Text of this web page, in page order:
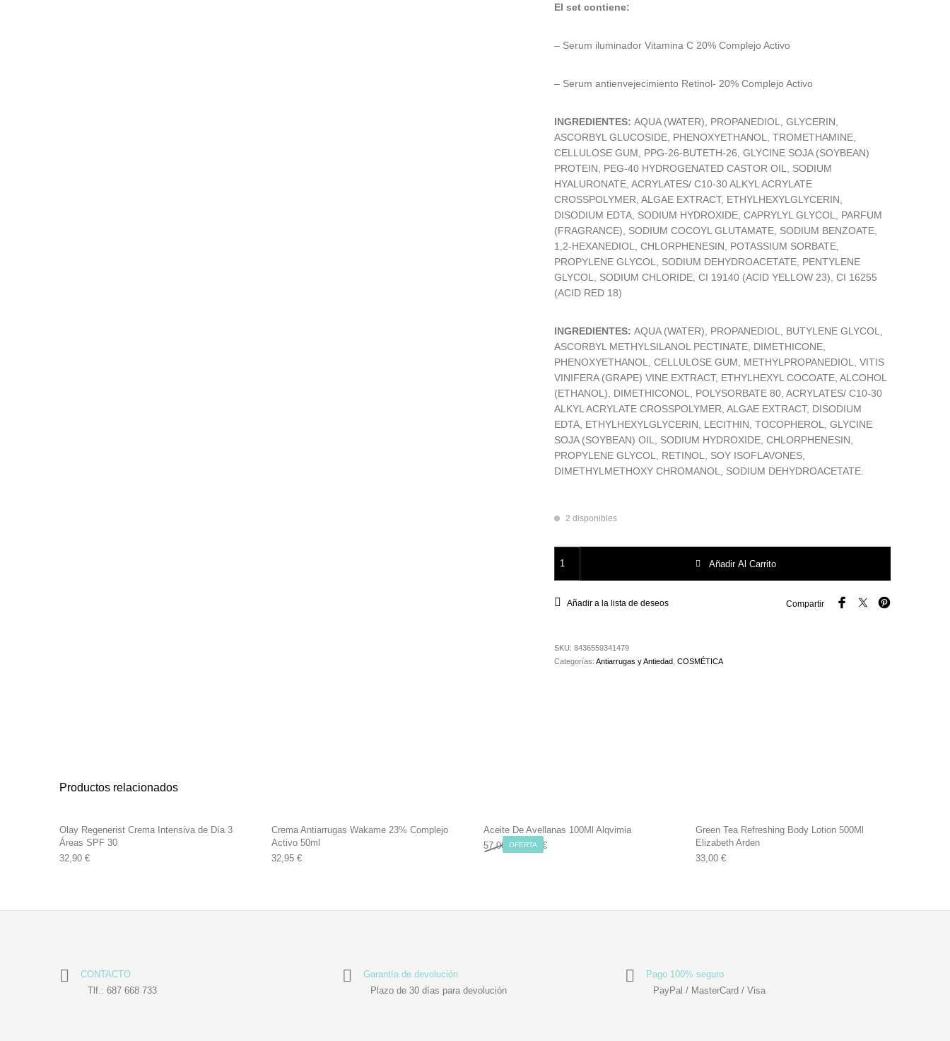
El set contiene:
– Serum iluminador Vitamina C 20% Complejo Activo
– Serum antienvejecimiento Retinol- 20% Complejo Activo
INGREDIENTES: AQUA (WATER), PROPANEDIOL, GLYCERIN,
ASCORBYL GLUCOSIDE, PHENOXYETHANOL, TROMETHAMINE,
CELLULOSE GUM, PPG-26-BUTETH-26, GLYCINE SOJA (SOYBEAN)
PROTEIN, PEG-40 HYDROGENATED CASTOR OIL, SODIUM
HYALURONATE, ACRYLATES/ C10-30 ALKYL ACRYLATE
CROSSPOLYMER, ALGAE EXTRACT, ETHYLHEXYLGLYCERIN,
DISODIUM EDTA, SODIUM HYDROXIDE, CAPRYLYL GLYCOL, PARFUM
(FRAGRANCE), SODIUM COCOYL GLUTAMATE, SODIUM BENZOATE,
1,2-HEXANEDIOL, CHLORPHENESIN, POTASSIUM SORBATE,
PROPYLENE GLYCOL, SODIUM DEHYDROACETATE, PENTYLENE
GLYCOL, SODIUM CHLORIDE, CI 19140 (ACID YELLOW 23), CI 16255
(ACID RED 18)
INGREDIENTES: AQUA (WATER), PROPANEDIOL, BUTYLENE GLYCOL,
ASCORBYL METHYLSILANOL PECTINATE, DIMETHICONE,
PHENOXYETHANOL, CELLULOSE GUM, METHYLPROPANEDIOL, VITIS
VINIFERA (GRAPE) VINE EXTRACT, ETHYLHEXYL COCOATE, ALCOHOL
(ETHANOL), DIMETHICONOL, POLYSORBATE 80, ACRYLATES/ C10-30
ALKYL ACRYLATE CROSSPOLYMER, ALGAE EXTRACT, DISODIUM
EDTA, ETHYLHEXYLGLYCERIN, LECITHIN, TOCOPHEROL, GLYCINE
SOJA (SOYBEAN) OIL, SODIUM HYDROXIDE, CHLORPHENESIN,
PROPYLENE GLYCOL, RETINOL, SOY ISOFLAVONES,
DIMETHYLMETHOXY CHROMANOL, SODIUM DEHYDROACETATE.
2 disponibles
Añadir Al Carrito
Compartir
Añadir a la lista de deseos
SKU: 8436559341479
Categorías: Antiarrugas y Antiedad COSMÉTICA
Productos relacionados
Olay Regenerist Crema Intensiva de Día 3
Áreas SPF 30
32,90 €
Crema Antiarrugas Wakame 23% Complejo
Activo 50ml
32,95 €
OFERTA
Aceite De Avellanas 100Ml Alqvimia
57,00 € Original price was: 57,00 €.
46,99 €Current price is: 46,99 €.
Green Tea Refreshing Body Lotion 500Ml
Elizabeth Arden
33,00 €
CONTACTO
Tlf.: 687 668 733
Garantía de devolución
Plazo de 30 días para devolución
Pago 100% seguro
PayPal / MasterCard / Visa